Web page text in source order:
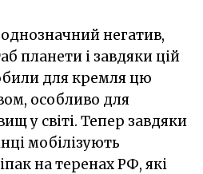
негатив,
планети і завдяки цій
для кремля цю
особливо для
у світі. Тепер завдяки
мобілізують
на теренах РФ, які